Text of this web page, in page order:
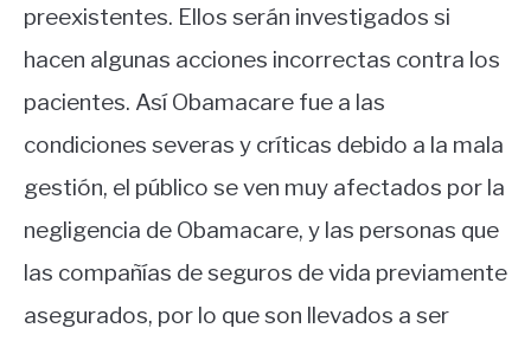
preexistentes. Ellos serán investigados si
hacen algunas acciones incorrectas contra los
pacientes. Así Obamacare fue a las
condiciones severas y críticas debido a la mala
gestión, el público se ven muy afectados por la
negligencia de Obamacare, y las personas que
las compañías de seguros de vida previamente
asegurados, por lo que son llevados a ser